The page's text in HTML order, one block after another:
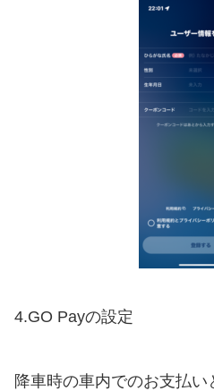
4.GO Payの設定
降車時の車内でのお支払